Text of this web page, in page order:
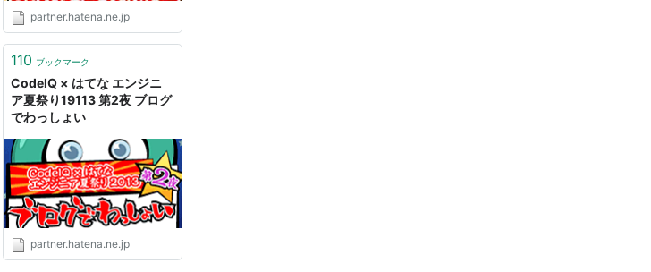
partner.hatena.ne.jp
110 ブックマーク
CodeIQ × はてな エンジニ
ア夏祭り19113 第2夜 ブログ
でわっしょい
partner.hatena.ne.jp